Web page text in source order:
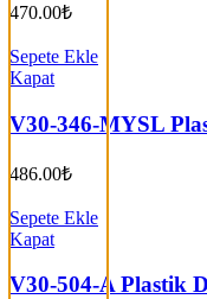
470.00₺
Sepete Ekle
Kapat
V30-346-MYSL
486.00₺
Sepete Ekle
Kapat
V30-504-A Plastik